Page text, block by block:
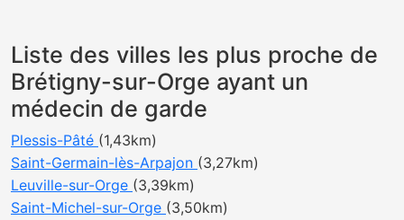
Liste des villes les plus proche de
Brétigny-sur-Orge ayant un
médecin de garde
Plessis-Pâté (1,43km)
Saint-Germain-lès-Arpajon (3,27km)
Leuville-sur-Orge (3,39km)
Saint-Michel-sur-Orge (3,50km)